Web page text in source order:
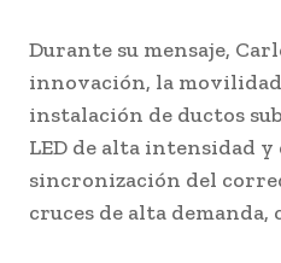
Durante su mensaje,
innovación, la movilidad
instalación de ductos
LED de alta intensidad
sincronización del
cruces de alta